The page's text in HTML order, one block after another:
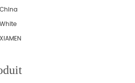
China
White
XIAMEN